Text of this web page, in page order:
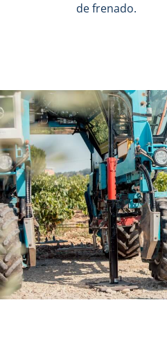
de frenado.